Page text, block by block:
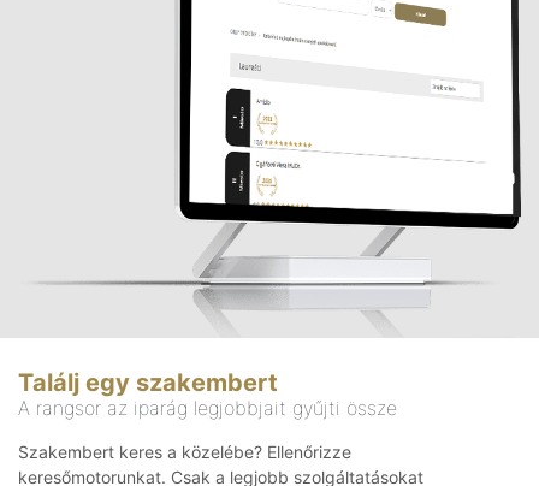
Találj egy szakembert
A rangsor az iparág legjobbjait gyűjti össze
Szakembert keres a közelébe? Ellenőrizze
keresőmotorunkat. Csak a legjobb szolgáltatásokat